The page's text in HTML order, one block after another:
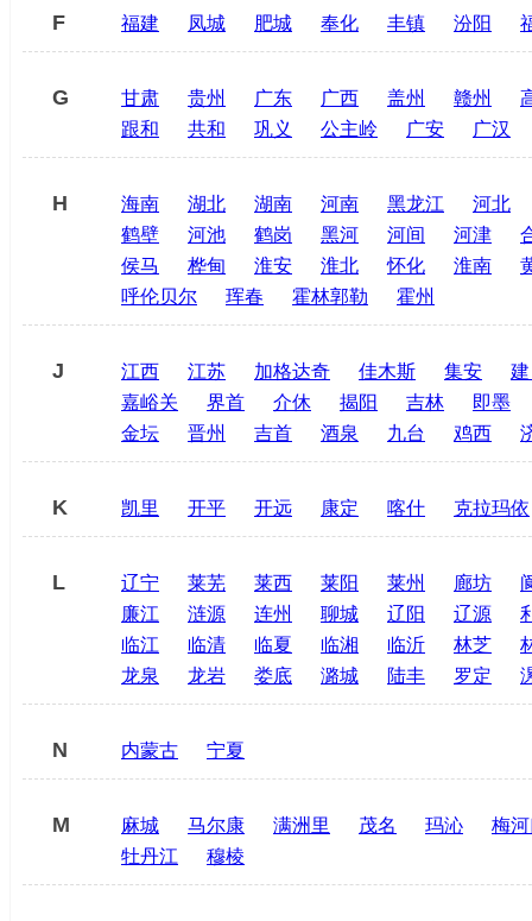
F 福建 凤城 肥城 奉化 丰镇 汾阳
G 甘肃 贵州 广东 广西 盖州 赣州
跟和
共和 巩义 公主岭 广安 广汉
H 海南 湖北 湖南 河南 黑龙江
河北
鹤壁
河池 鹤岗 黑河 河间 河津
侯马
桦甸 淮安 淮北 怀化 淮南
呼伦贝尔
珲春 霍林郭勒 霍州
J 江西 江苏 加格达奇 佳木斯 集安
嘉峪关
界首 介休 揭阳 吉林
即墨
金坛
晋州 吉首 酒泉 九台 鸡西
K 凯里 开平 开远 康定 喀什 克拉玛依
L 辽宁 莱芜 莱西 莱阳 莱州 廊坊
廉江
涟源 连州 聊城 辽阳 辽源
临江
临清 临夏 临湘 临沂 林芝
龙泉
龙岩 娄底 潞城 陆丰 罗定
N 内蒙古 宁夏
M 麻城 马尔康 满洲里 茂名 玛沁
梅
牡丹江
穆棱